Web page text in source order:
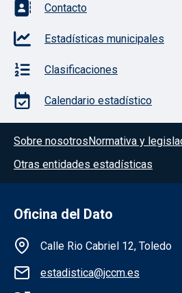
Contacto
Estadísticas municipales
Clasificaciones
Calendario estadístico
Menú del pie
Sobre nosotros Normativa y
Otras entidades estadísticas
Oficina del Dato
Información de la
Calle Rio Cabriel 12, Toledo
estadistica@jccm.es